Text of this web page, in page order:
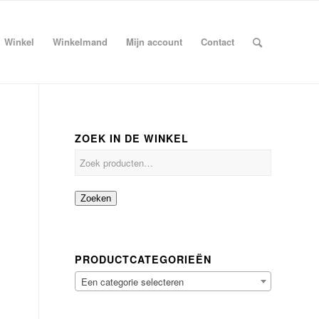
Winkel Winkelmand Mijn account Contact
ZOEK IN DE WINKEL
Zoeken
PRODUCTCATEGORIEËN
Een categorie selecteren